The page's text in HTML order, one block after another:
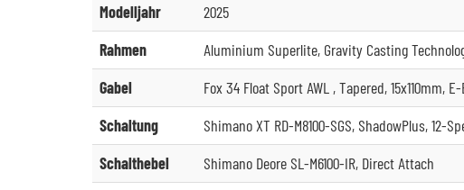
Modelljahr
2025
Rahmen
Aluminium Superlite, Gravity Casting
Gabel
Fox 34 Float Sport AWL , Tapered, 15x110mm,
Schaltung
Shimano XT RD-M8100-SGS, ShadowPlus, 12-
Schalthebel
Shimano Deore SL-M6100-IR, Direct Attach